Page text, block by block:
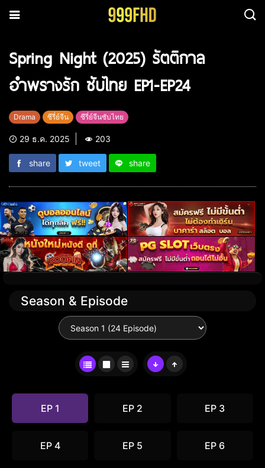
Spring Night (2025) รัตติกาล
อำพรางรัก ซับไทย EP1-EP24
Drama ซีรี่ย์จีน ซีรี่ย์จีนซับไทย
29 ธ.ค. 2025 203
share tweet share
Season & Episode
EP 1 EP 2 EP 3
EP 4 EP 5 EP 6